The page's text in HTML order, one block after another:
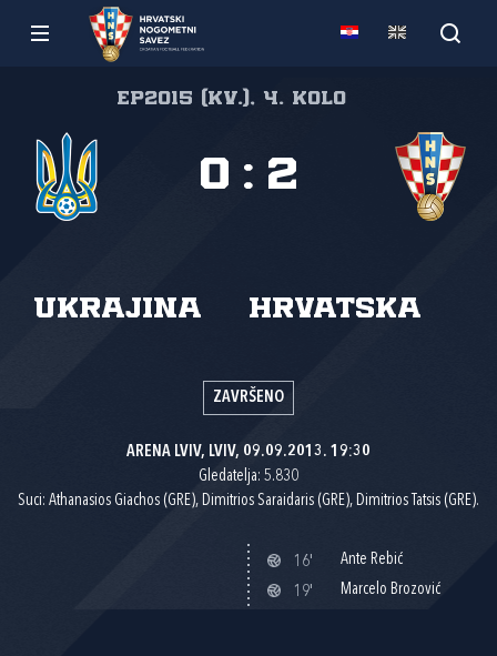
EP2015 (kv.), 4. kolo
Ukrajina Hrvatska
0 : 2
ZAVRŠENO
ARENA LVIV, LVIV, 09.09.2013. 19:30
Gledatelja: 5.830
Suci: Athanasios Giachos (GRE), Dimitrios Saraidaris (GRE), Dimitrios Tatsis (GRE).
16'
Ante Rebić
19'
Marcelo Brozović